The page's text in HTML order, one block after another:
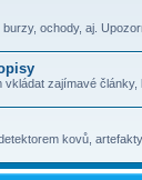
ochody, aj.
zajímavé
kovů,